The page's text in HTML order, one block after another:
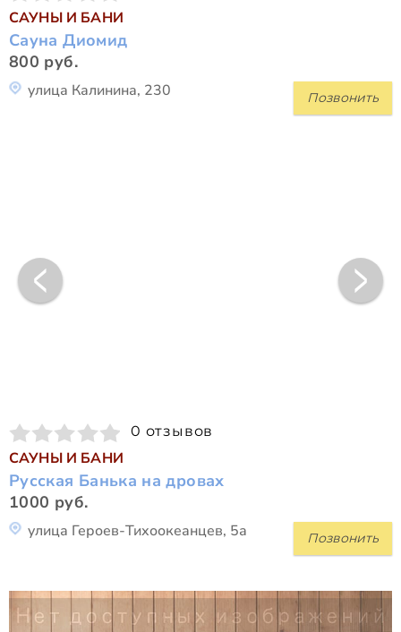
САУНЫ И БАНИ
Сауна Диомид
800 руб.
Позвонить
улица Калинина, 230
0 отзывов
САУНЫ И БАНИ
Русская Банька на дровах
1000 руб.
Позвонить
улица Героев-Тихоокеанцев, 5а